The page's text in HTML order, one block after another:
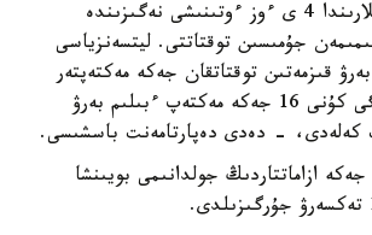
- قاڭتار- اقپان ايلارىندا 4 ى ءوز ءوتىنىشى نەگىزىندە
جۇمىسىن توقتاتتى. ليتسەنزياسى
قىزمەتىن توقتاتقان جەكە مەكتەپتەر
سانى - 12. بۇگىنگى كۇنى 16 جەكە مەكتەپ ءبىلىم بەرۋ
كەلەدى، - دەدى دەپارتامەنت باسشىسى.
ازاماتتاردىڭ جولدانىمى بويىنشا